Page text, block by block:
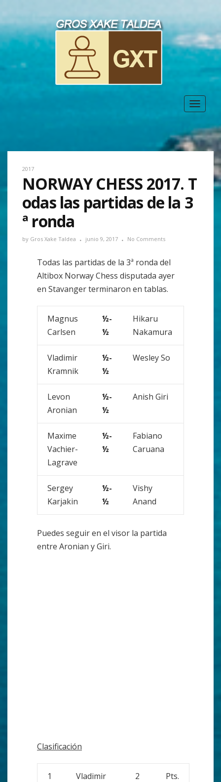
Toggle
2017
NORWAY CHESS 2017. T
odas las partidas de la 3
ª ronda
by Gros Xake Taldea junio 9, 2017 No Comments
Todas las partidas de la 3ª ronda del
Altibox Norway Chess disputada ayer
en Stavanger terminaron en tablas.
Magnus
Carlsen
½-
½
Hikaru
Nakamura
Vladimir
Kramnik
½-
½
Wesley So
Levon
Aronian
½-
½
Anish Giri
Maxime
Vachier-
Lagrave
½-
½
Fabiano
Caruana
Sergey
Karjakin
½-
½
Vishy
Anand
Puedes seguir en el visor la partida
entre Aronian y Giri.
Clasificación
1
Vladimir
2 Pts.